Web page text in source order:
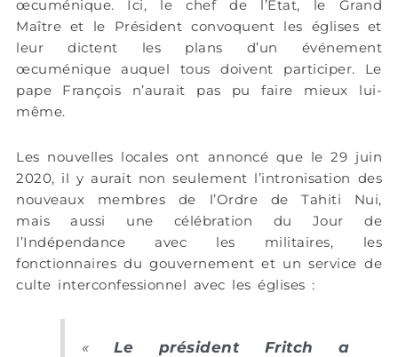
œcuménique. Ici, le chef de l’État, le Grand
Maître et le Président convoquent les églises et
leur dictent les plans d’un événement
œcuménique auquel tous doivent participer. Le
pape François n’aurait pas pu faire mieux lui-
même.
Les nouvelles locales ont annoncé que le 29 juin
2020, il y aurait non seulement l’intronisation des
nouveaux membres de l’Ordre de Tahiti Nui,
mais aussi une célébration du Jour de
l’Indépendance avec les militaires, les
fonctionnaires du gouvernement et un service de
culte interconfessionnel avec les églises :
«Le président Fritch a